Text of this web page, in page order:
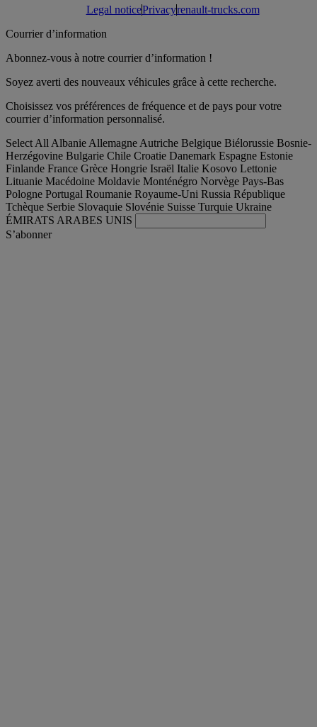
Legal noticePrivacyrenault-trucks.com
Courrier d’information
Abonnez-vous à notre courrier d’information !
Soyez averti des nouveaux véhicules grâce à cette recherche.
Choisissez vos préférences de fréquence et de pays pour votre
courrier d’information personnalisé.
Select AllAlbanieAllemagneAutriche Belgique Biélorussie Bosnie-
Herzégovine Bulgarie Chile Croatie Danemark Espagne Estonie
Finlande France Grèce Hongrie Israël Italie Kosovo Lettonie
Lituanie Macédoine Moldavie Monténégro Norvège Pays-Bas
Pologne Portugal Roumanie Royaume-Uni Russia République
Tchèque Serbie Slovaquie Slovénie Suisse Turquie Ukraine
ÉMIRATS ARABES UNIS
S’abonner